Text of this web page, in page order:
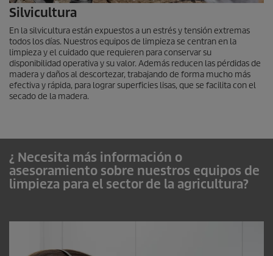
Silvicultura
En la silvicultura están expuestos a un estrés y tensión extremas
todos los días. Nuestros equipos de limpieza se centran en la
limpieza y el cuidado que requieren para conservar su
disponibilidad operativa y su valor. Además reducen las pérdidas de
madera y daños al descortezar, trabajando de forma mucho más
efectiva y rápida, para lograr superficies lisas, que se facilita con el
secado de la madera.
¿ Necesita más información o
asesoramiento sobre nuestros equipos de
limpieza para el sector de la agricultura?